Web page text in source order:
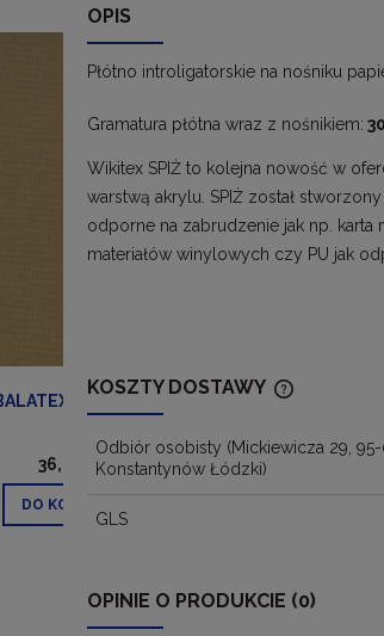
OPIS
Płótno introligatorskie na nośniku
Gramatura płótna wraz z nośnikiem:
Wikitex SPIŻ to kolejna nowość w
warstwą akrylu. SPIŻ został
odporne na zabrudzenie jak np. karta
materiałów winylowych czy PU jak
KOSZTY DOSTAWY
CENA NIE
Odbiór osobisty (Mickiewicza 29,
Konstantynów Łódzki)
GLS
OPINIE O PRODUKCIE (0)